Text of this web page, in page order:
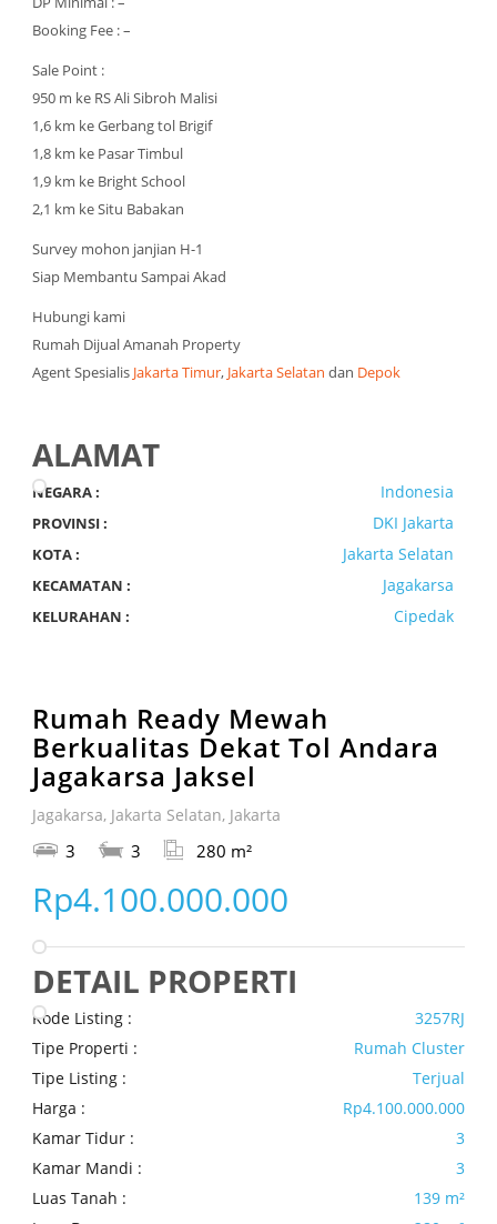
Booking Fee : –
Sale Point :
950 m ke RS Ali Sibroh Malisi
1,6 km ke Gerbang tol Brigif
1,8 km ke Pasar Timbul
1,9 km ke Bright School
2,1 km ke Situ Babakan
Survey mohon janjian H-1
Siap Membantu Sampai Akad
Hubungi kami
Rumah Dijual Amanah Property
Agent Spesialis Jakarta Timur, Jakarta Selatan dan Depok
ALAMAT
NEGARA : Indonesia
PROVINSI : DKI Jakarta
KOTA : Jakarta Selatan
KECAMATAN : Jagakarsa
KELURAHAN : Cipedak
Rumah Ready Mewah
Berkualitas Dekat Tol Andara
Jagakarsa Jaksel
Jagakarsa, Jakarta Selatan, Jakarta
3 3 280 m²
Rp4.100.000.000
DETAIL PROPERTI
Kode Listing :
3257RJ
Tipe Properti :
Rumah Cluster
Tipe Listing :
Terjual
Harga :
Rp4.100.000.000
Kamar Tidur :
3
Kamar Mandi :
3
Luas Tanah :
139 m²